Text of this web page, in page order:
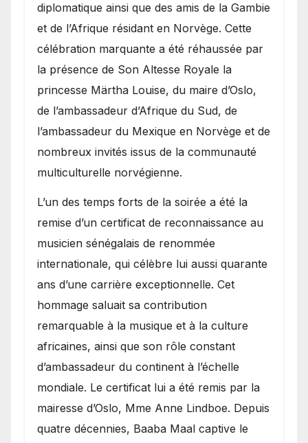
diplomatique ainsi que des amis de la Gambie
et de l’Afrique résidant en Norvège. Cette
célébration marquante a été réhaussée par
la présence de Son Altesse Royale la
princesse Märtha Louise, du maire d’Oslo,
de l’ambassadeur d’Afrique du Sud, de
l’ambassadeur du Mexique en Norvège et de
nombreux invités issus de la communauté
multiculturelle norvégienne.
​L’un des temps forts de la soirée a été la
remise d’un certificat de reconnaissance au
musicien sénégalais de renommée
internationale, qui célèbre lui aussi quarante
ans d’une carrière exceptionnelle. Cet
hommage saluait sa contribution
remarquable à la musique et à la culture
africaines, ainsi que son rôle constant
d’ambassadeur du continent à l’échelle
mondiale. Le certificat lui a été remis par la
mairesse d’Oslo, Mme Anne Lindboe. Depuis
quatre décennies, Baaba Maal captive le